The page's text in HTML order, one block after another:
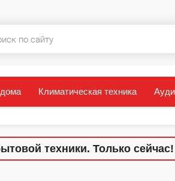
Климатическая техника
Только сейчас!✨ ✨